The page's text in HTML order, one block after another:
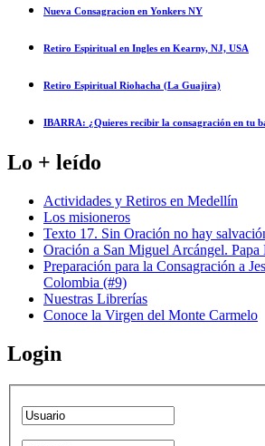
Nueva Consagracion en Yonkers NY
Retiro Espiritual en Ingles en Kearny, NJ, USA
Retiro Espiritual Riohacha (La Guajira)
IBARRA: ¿Quieres recibir la consagración en tu
Lo + leído
Actividades y Retiros en Medellín
Los misioneros
Texto 17. Sin Oración no hay
Oración a San Miguel Arcángel.
Preparación para la Consagración a
Colombia (#9)
Nuestras Librerías
Conoce la Virgen del Monte Carmelo
Login